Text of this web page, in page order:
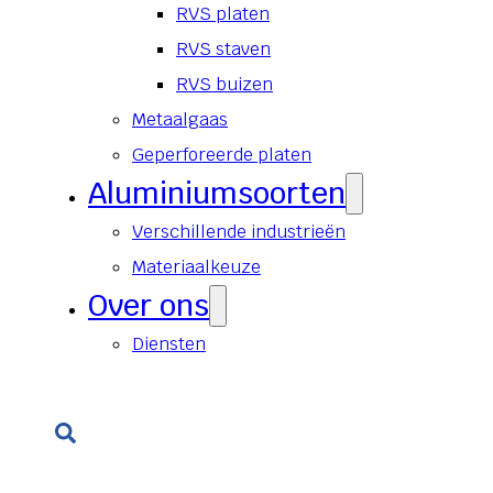
RVS platen
RVS staven
RVS buizen
Metaalgaas
Geperforeerde platen
Aluminiumsoorten
Verschillende industrieën
Materiaalkeuze
Over ons
Diensten